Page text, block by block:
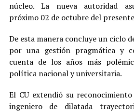
núcleo. La nueva autoridad
próximo 02 de octubre del
De esta manera concluye un ciclo
por una gestión pragmática y
cuenta de los años más
política nacional y universitaria.
El CU extendió su
ingeniero de dilatada